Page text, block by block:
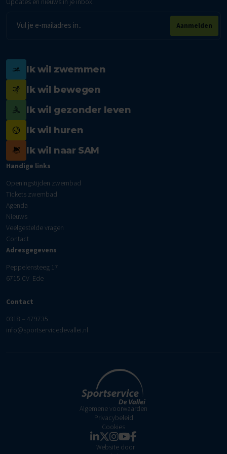
mailadres
Aanmelden
Ik wil zwemmen
Ik wil bewegen
Ik wil gezonder leven
Ik wil huren
Ik wil naar SAM
Handige links
Openingstijden zwembad
Tickets zwembad
Agenda
Nieuws
Veelgestelde vragen
Contact
Adresgegevens
Peppelensteeg 17
6715 CV Ede
Contact
0318 – 479735
info@sportservicedevallei.nl
Algemene voorwaarden
Privacybeleid
Cookies
Website door